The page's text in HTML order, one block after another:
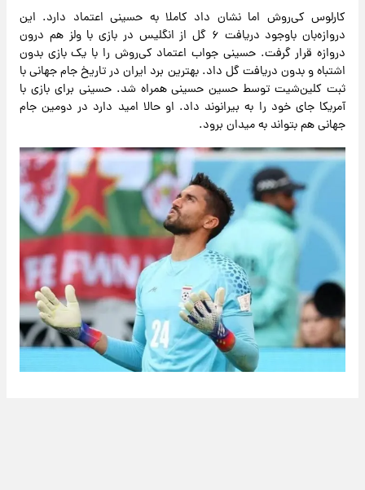
کارلوس کی‌روش اما نشان داد کاملا به حسینی اعتماد دارد. این
دروازه‌بان باوجود دریافت ۶ گل از انگلیس در بازی با ولز هم درون
دروازه قرار گرفت. حسینی جواب اعتماد کی‌روش را با یک بازی بدون
اشتباه و بدون دریافت گل داد. بهترین برد ایران در تاریخ جام جهانی با
ثبت کلین‌شیت توسط حسین حسینی همراه شد. حسینی برای بازی با
آمریکا جای خود را به بیرانوند داد. او حالا امید دارد در دومین جام
جهانی هم بتواند به میدان برود.